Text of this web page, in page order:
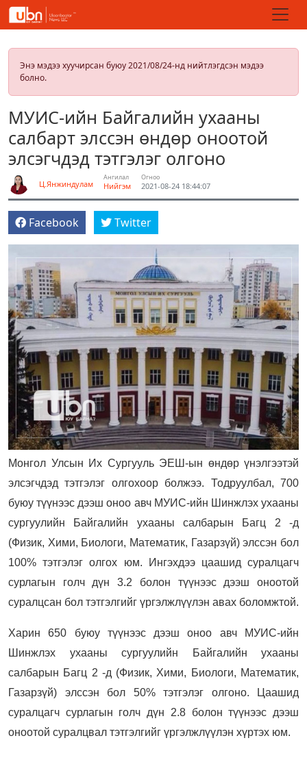
Энэ мэдээ хуучирсан буюу 2021/08/24-нд нийтлэгдсэн мэдээ
болно.
МУИС-ийн Байгалийн ухааны
салбарт элссэн өндөр оноотой
элсэгчдэд тэтгэлэг олгоно
Ц.Янжиндулам
Ангилал
Нийгэм
Огноо
2021-08-24 18:44:07
Facebook Twitter
Монгол Улсын Их Сургууль ЭЕШ-ын өндөр үнэлгээтэй
элсэгчдэд тэтгэлэг олгохоор болжээ. Тодруулбал, 700
буюу түүнээс дээш оноо авч МУИС-ийн Шинжлэх ухааны
сургуулийн Байгалийн ухааны салбарын Багц 2 -д
(Физик, Хими, Биологи, Математик, Газарзүй) элссэн бол
100% тэтгэлэг олгох юм. Ингэхдээ цаашид суралцагч
сурлагын голч дүн 3.2 болон түүнээс дээш оноотой
суралцсан бол тэтгэлгийг үргэлжлүүлэн авах боломжтой.
Харин 650 буюу түүнээс дээш оноо авч МУИС-ийн
Шинжлэх ухааны сургуулийн Байгалийн ухааны
салбарын Багц 2 -д (Физик, Хими, Биологи, Математик,
Газарзүй) элссэн бол 50% тэтгэлэг олгоно.
Цаашид
суралцагч сурлагын голч дүн 2.8 болон түүнээс дээш
оноотой суралцвал тэтгэлгийг үргэлжлүүлэн хүртэх юм.